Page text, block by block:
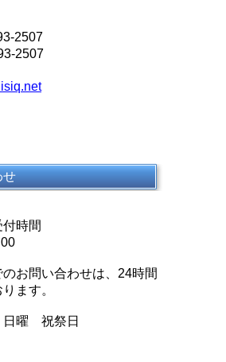
2507
2507
時間
のお問い合わせは、24時間
ます。
曜 祝祭日